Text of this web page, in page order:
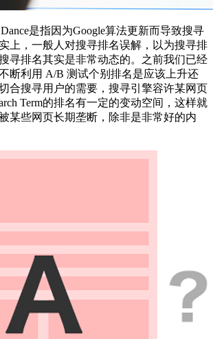
是指因为Google算法更新而导致搜寻
上，一般人对搜寻排名误解，以为搜寻排
寻排名其实是非常动态的。之前我们已经
断利用 A/B 测试个别排名是应该上升还
合搜寻用户的需要，搜寻引擎容许某网页
Term的排名有一定的变动空间，这样就
某些网页长期垄断，除非是非常好的内